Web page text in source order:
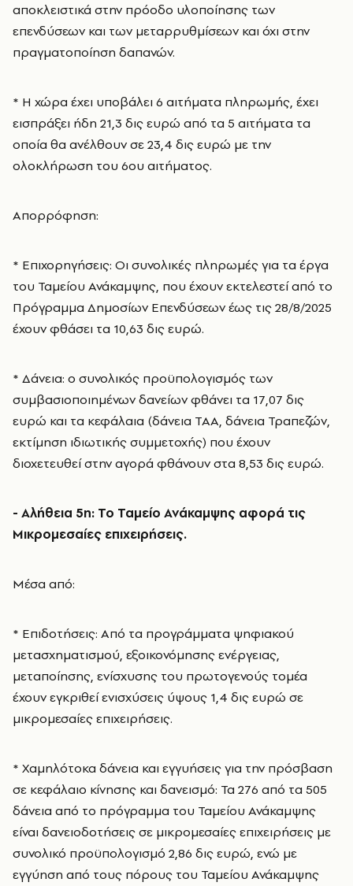
αποκλειστικά στην πρόοδο υλοποίησης των
επενδύσεων και των μεταρρυθμίσεων και όχι στην
πραγματοποίηση δαπανών.
* Η χώρα έχει υποβάλει 6 αιτήματα πληρωμής, έχει
εισπράξει ήδη 21,3 δις ευρώ από τα 5 αιτήματα τα
οποία θα ανέλθουν σε 23,4 δις ευρώ με την
ολοκλήρωση του 6ου αιτήματος.
Απορρόφηση:
* Επιχορηγήσεις: Οι συνολικές πληρωμές για τα έργα
του Ταμείου Ανάκαμψης, που έχουν εκτελεστεί από το
Πρόγραμμα Δημοσίων Επενδύσεων έως τις 28/8/2025
έχουν φθάσει τα 10,63 δις ευρώ.
* Δάνεια: ο συνολικός προϋπολογισμός των
συμβασιοποιημένων δανείων φθάνει τα 17,07 δις
ευρώ και τα κεφάλαια (δάνεια ΤΑΑ, δάνεια Τραπεζών,
εκτίμηση ιδιωτικής συμμετοχής) που έχουν
διοχετευθεί στην αγορά φθάνουν στα 8,53 δις ευρώ.
- Αλήθεια 5η: Το Ταμείο Ανάκαμψης αφορά τις
Μικρομεσαίες επιχειρήσεις.
Μέσα από:
* Επιδοτήσεις: Από τα προγράμματα ψηφιακού
μετασχηματισμού, εξοικονόμησης ενέργειας,
μεταποίησης, ενίσχυσης του πρωτογενούς τομέα
έχουν εγκριθεί ενισχύσεις ύψους 1,4 δις ευρώ σε
μικρομεσαίες επιχειρήσεις.
* Χαμηλότοκα δάνεια και εγγυήσεις για την πρόσβαση
σε κεφάλαιο κίνησης και δανεισμό: Τα 276 από τα 505
δάνεια από το πρόγραμμα του Ταμείου Ανάκαμψης
είναι δανειοδοτήσεις σε μικρομεσαίες επιχειρήσεις με
συνολικό προϋπολογισμό 2,86 δις ευρώ, ενώ με
εγγύηση από τους πόρους του Ταμείου Ανάκαμψης